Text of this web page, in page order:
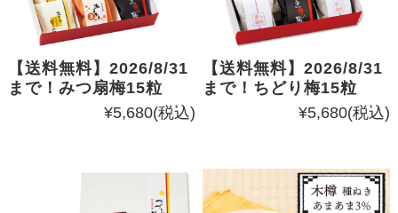
【送料無料】2026/8/31
まで！みつ扇梅15粒
¥5,680(税込)
【送料無料】2026/8/31
まで！ちどり梅15粒
¥5,680(税込)